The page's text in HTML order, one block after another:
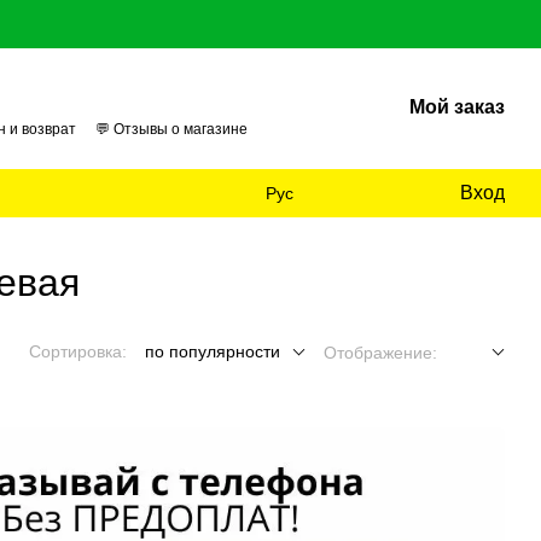
и возврат
💬 Отзывы о магазине
Мой заказ
Рус Вход
Сортировка: по популярности Отображение: